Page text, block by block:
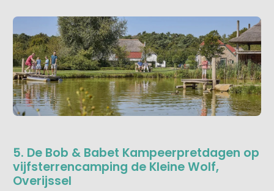
5. De Bob & Babet Kampeerpretdagen op
vijfsterrencamping de Kleine Wolf,
Overijssel